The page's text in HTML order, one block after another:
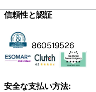
信頼性と認証
860519526
安全な支払い方法: